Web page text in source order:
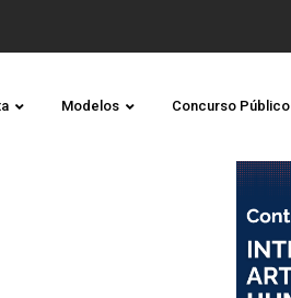
Modelos Concurso Público